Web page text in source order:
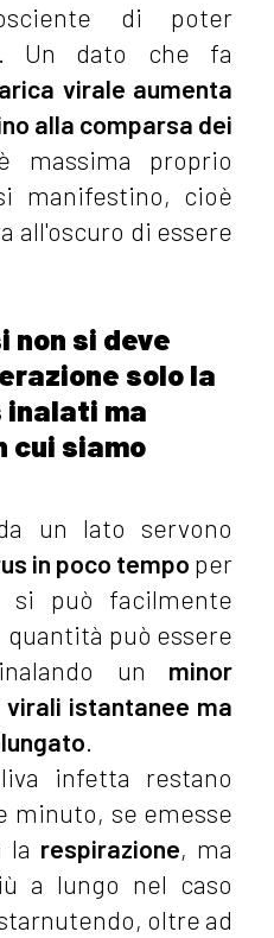
di poter
Un dato che fa
virale aumenta
alla comparsa dei
massima proprio
manifestino, cioè
all'oscuro di essere
non si deve
solo la
ma
cui siamo
un lato servono
in poco tempo per
si può facilmente
può essere
un minor
istantanee ma
infetta restano
minuto, se emesse
la respirazione, ma
a lungo nel caso
oltre ad